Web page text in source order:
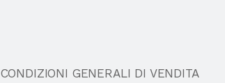
CONDIZIONI GENERALI DI VENDITA